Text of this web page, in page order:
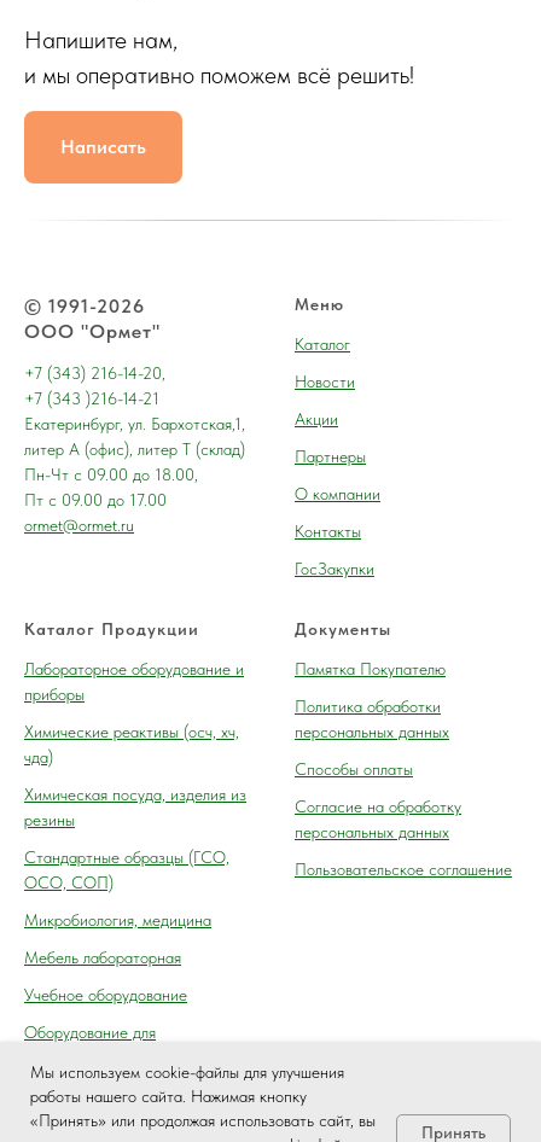
Напишите нам,
и мы оперативно поможем всё решить!
Написать
Мы используем cookie-файлы для улучшения
работы нашего сайта. Нажимая кнопку
«Принять» или продолжая использовать сайт, вы
Принять
© 1991-2026
ООО "Ормет"
+7 (343) 216-14-20,
+7 (343 )216-14-21
Екатеринбург, ул. Бархотская,1,
литер А (офис), литер Т (склад)
Пн-Чт с 09.00 до 18.00,
Пт с 09.00 до 17.00
ormet@ormet.ru
Меню
Каталог
Новости
Акции
Партнеры
О компании
Контакты
ГосЗакупки
Каталог Продукции
Лабораторное оборудование и
приборы
Химические реактивы (осч, хч,
чда)
Химическая посуда, изделия из
резины
Cтандартные образцы (ГСО,
ОСО, СОП)
Микробиология, медицина
Мебель лабораторная
Учебное оборудование
Оборудование для
осмотра (контроля) ГАИ
Документы
Памятка Покупателю
Политика обработки
персональных данных
Способы оплаты
Согласие на обработку
персональных данных
Пользовательское соглашение